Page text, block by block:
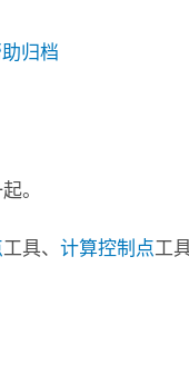
归档
。
工具、计算控制点工